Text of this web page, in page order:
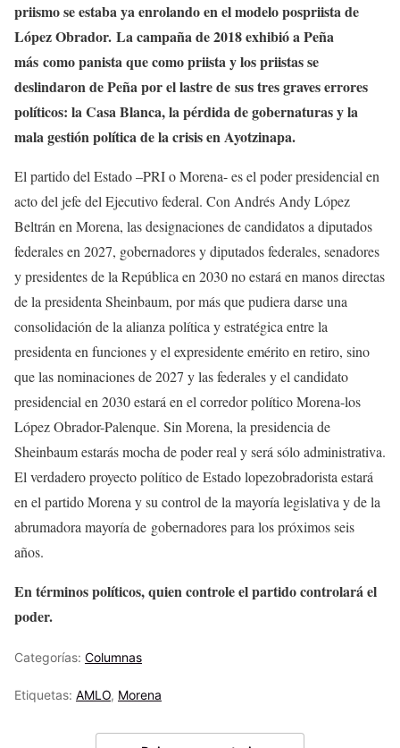
priismo se estaba ya enrolando en el modelo pospriista de
López Obrador. La campaña de 2018 exhibió a Peña
más como panista que como priista y los priistas se
deslindaron de Peña por el lastre de sus tres graves errores
políticos: la Casa Blanca, la pérdida de gobernaturas y la
mala gestión política de la crisis en Ayotzinapa.
El partido del Estado –PRI o Morena- es el poder presidencial en
acto del jefe del Ejecutivo federal. Con Andrés Andy López
Beltrán en Morena, las designaciones de candidatos a diputados
federales en 2027, gobernadores y diputados federales, senadores
y presidentes de la República en 2030 no estará en manos directas
de la presidenta Sheinbaum, por más que pudiera darse una
consolidación de la alianza política y estratégica entre la
presidenta en funciones y el expresidente emérito en retiro, sino
que las nominaciones de 2027 y las federales y el candidato
presidencial en 2030 estará en el corredor político Morena-los
López Obrador-Palenque. Sin Morena, la presidencia de
Sheinbaum estarás mocha de poder real y será sólo administrativa.
El verdadero proyecto político de Estado lopezobradorista estará
en el partido Morena y su control de la mayoría legislativa y de la
abrumadora mayoría de gobernadores para los próximos seis
años.
En términos políticos, quien controle el partido controlará el
poder.
Categorías: Columnas
Etiquetas: AMLO, Morena